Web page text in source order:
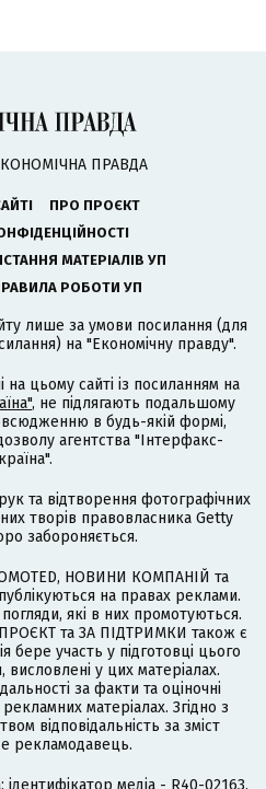
ПРАВДА
ПРО ПРОЄКТ
МАТЕРІАЛІВ УП
РОБОТИ УП
лише за умови посилання (для
на "Економічну правду".
на цьому сайті із посиланням на
, не підлягають подальшому
в будь-якій формі,
агентства "Інтерфакс-
та відтворення фотографічних
творів правовласника Getty
забороняється.
НОВИНИ КОМПАНІЙ та
на правах реклами.
які в них промотуються.
та ЗА ПІДТРИМКИ також є
бере участь у підготовці цього
висловлені у цих матеріалах.
за факти та оціночні
матеріалах. Згідно з
відповідальність за зміст
рекламодавець.